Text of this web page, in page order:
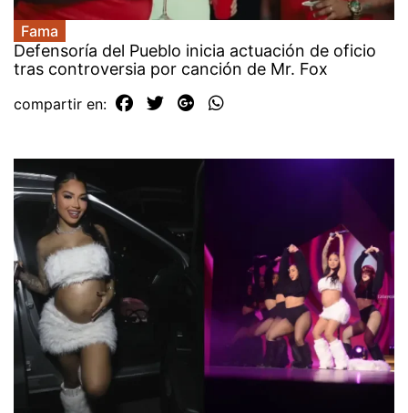
Fama
Defensoría del Pueblo inicia actuación de oficio
tras controversia por canción de Mr. Fox
compartir en: